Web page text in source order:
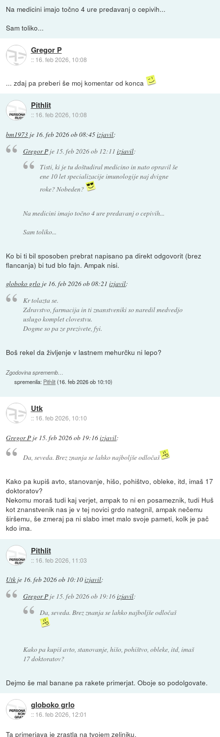
Na medicini imajo točno 4 ure predavanj o cepivih...
Sam toliko...
Gregor P
:: 16. feb 2026, 10:08
... zdaj pa preberi še moj komentar od konca
Pithlit
:: 16. feb 2026, 10:08
bm1973 je 16. feb 2026 ob 08:45izjavil:
Gregor Pje 15. feb 2026 ob 12:11 izjavil:
Tisti, ki je tu doštudiral medicino in nato opravil še
ene 10 let specializacije imunologije naj dvigne
roke? Nobeden?
Na medicini imajo točno 4 ure predavanj o cepivih...
Sam toliko...
Ko bi ti bil sposoben prebrat napisano pa direkt odgovorit (brez
flancanja) bi tud blo fajn. Ampak nisi.
globoko grlo je 16. feb 2026 ob 08:21 izjavil:
Kr tolazta se.
Zdravstvo, farmacija in ti znanstveniki so naredil medvedjo
uslugo komplet clovestvu.
Dogme so pa ze prezivete, fyi.
Boš rekel da življenje v lastnem mehurčku ni lepo?
Zgodovina sprememb…
spremenila: Pithlit(16. feb 2026 ob 10:10)
Utk
:: 16. feb 2026, 10:10
Gregor P je 15. feb 2026 ob 19:16izjavil:
Da, seveda. Brez znanja se lahko najboljše odločaš
Kako pa kupiš avto, stanovanje, hišo, pohištvo, obleke, itd, imaš 17
doktoratov?
Nekomu moraš tudi kaj verjet, ampak to ni en posameznik, tudi Huš
kot znanstvenik nas je v tej novici grdo nategnil, ampak nečemu
širšemu, še zmeraj pa ni slabo imet malo svoje pameti, kolk je pač
kdo ima.
Pithlit
:: 16. feb 2026, 11:03
Utk je 16. feb 2026 ob 10:10izjavil:
Gregor Pje 15. feb 2026 ob 19:16izjavil:
Da, seveda. Brez znanja se lahko najboljše odločaš
Kako pa kupiš avto, stanovanje, hišo, pohištvo, obleke, itd, imaš
17 doktoratov?
Dejmo še mal banane pa rakete primerjat. Oboje so podolgovate.
globoko grlo
:: 16. feb 2026, 12:01
Ta primerjava je zrastla na tvojem zeljniku.